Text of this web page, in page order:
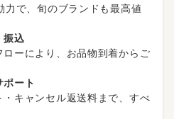
力で、旬のブランドも最高値
振込
ーにより、お品物到着からご
ポート
キャンセル返送料まで、すべ